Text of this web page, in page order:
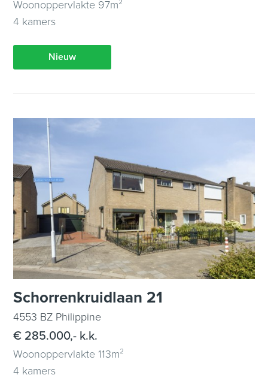
Woonoppervlakte 97m²
4 kamers
Nieuw
Schorrenkruidlaan 21
4553 BZ Philippine
€ 285.000,- k.k.
Woonoppervlakte 113m²
4 kamers